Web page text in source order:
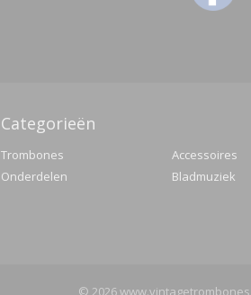
Categorieën
Trombones
Onderdelen
Accessoires
Bladmuziek
© 2026